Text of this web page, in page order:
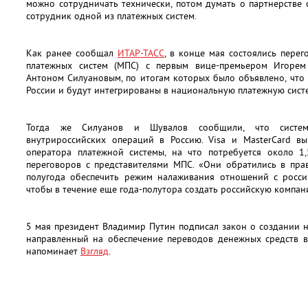
можно сотрудничать технически, потом думать о
сотрудник одной из платежных систем.
Как ранее сообщал ИТАР-ТАСС, в конце мая состоялись
платежных систем (МПС) с первым вице-премьером
Антоном Силуановым, по итогам которых было объявлено, что
России и будут интегрированы в национальную платежную
Тогда же Силуанов и Шувалов сообщили, что
внутрироссийских операций в Россию. Visa и MasterCard
оператора платежной системы, на что потребуется около
переговоров с представителями МПС. «Они обратились в
полугода обеспечить режим налаживания отношений с
чтобы в течение еще года-полутора создать российскую
5 мая президент Владимир Путин подписал закон о создании
направленный на обеспечение переводов денежных средств
напоминает Взгляд.